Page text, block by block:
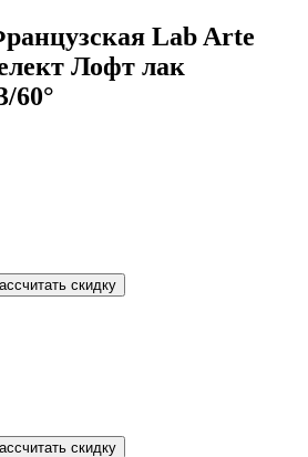
Lab Arte
Лофт лак
60°
скидку
скидку